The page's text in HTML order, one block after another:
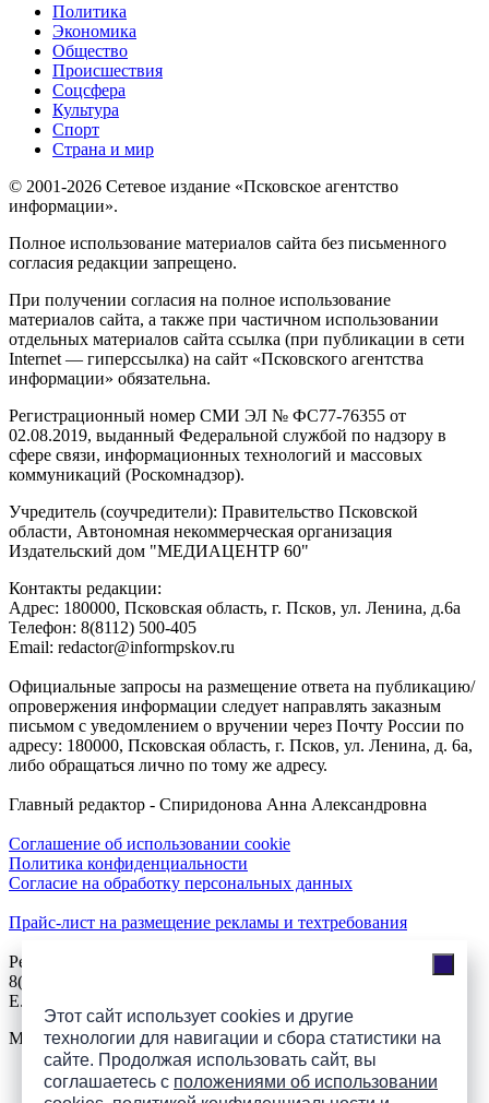
Этот сайт использует cookies и другие
технологии для навигации и сбора статистики на
сайте. Продолжая использовать сайт, вы
соглашаетесь с положениями об использовании
Политика
Экономика
Общество
Происшествия
Соцсфера
Культура
Спорт
Страна и мир
© 2001-2026 Сетевое издание «Псковское агентство
информации».
Полное использование материалов сайта без письменного
согласия редакции запрещено.
При получении согласия на полное использование
материалов сайта, а также при частичном использовании
отдельных материалов сайта ссылка (при публикации в сети
Internet — гиперссылка) на сайт «Псковского агентства
информации» обязательна.
Регистрационный номер СМИ ЭЛ № ФС77-76355 от
02.08.2019, выданный Федеральной службой по надзору в
сфере связи, информационных технологий и массовых
коммуникаций (Роскомнадзор).
Учредитель (соучредители): Правительство Псковской
области, Автономная некоммерческая организация
Издательский дом "МЕДИАЦЕНТР 60"
Контакты редакции:
Адреc: 180000, Псковская область, г. Псков, ул. Ленина, д.6а
Телефон: 8(8112) 500-405
Email: redactor@informpskov.ru
Официальные запросы на размещение ответа на публикацию/
опровержения информации следует направлять заказным
письмом с уведомлением о вручении через Почту России по
адресу: 180000, Псковская область, г. Псков, ул. Ленина, д. 6а,
либо обращаться лично по тому же адресу.
Главный редактор - Спиридонова Анна Александровна
Соглашение об использовании cookie
Политика конфиденциальности
Согласие на обработку персональных данных
Прайс-лист на размещение рекламы и техтребования
Реклама на сайте
8(921)508-52-62, телефон 8(8112) 500-131
E.Sezeikina@mhpsk.ru
Меню